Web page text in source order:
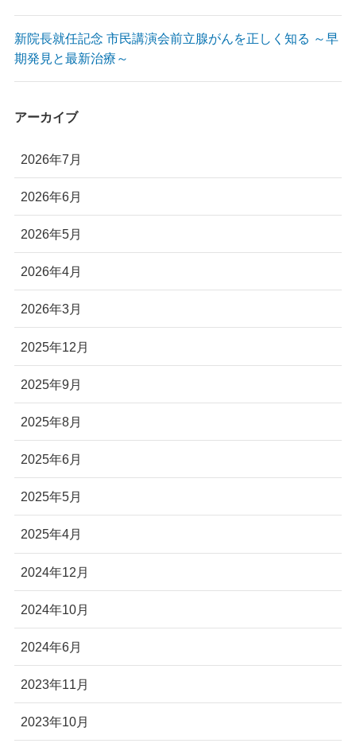
新院長就任記念 市民講演会前立腺がんを正しく知る ～早
期発見と最新治療～
アーカイブ
2026年7月
2026年6月
2026年5月
2026年4月
2026年3月
2025年12月
2025年9月
2025年8月
2025年6月
2025年5月
2025年4月
2024年12月
2024年10月
2024年6月
2023年11月
2023年10月